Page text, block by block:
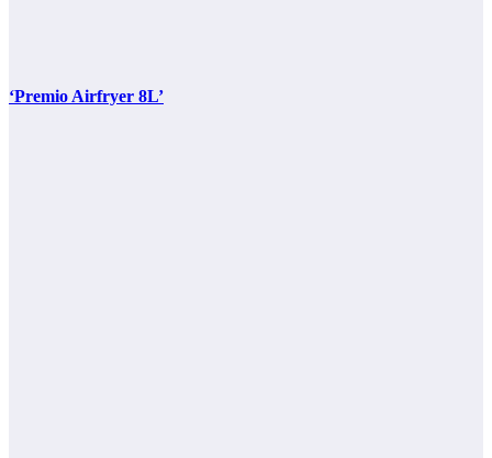
‘Premio Airfryer 8L’